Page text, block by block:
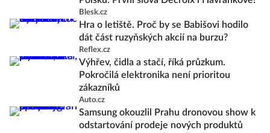
Blesk.cz
Hra o letiště. Proč by se Babišovi hodilo
dát část ruzyňských akcií na burzu?
Reflex.cz
Výhřev, čidla a stačí, říká průzkum.
Pokročilá elektronika není prioritou
zákazníků
Auto.cz
Samsung okouzlil Prahu dronovou show k
odstartování prodeje nových produktů